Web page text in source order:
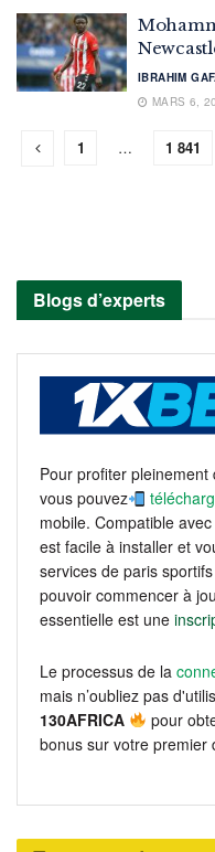
IBRAHIM
MARS 6,
1 … 1 841
Blogs d’experts
Pour profiter
vous pouvez
mobile. Compatible
est facile à installer et
services de paris
pouvoir commencer à
essentielle est une
Le processus de la
mais n’oubliez pas
130AFRICA
pour
bonus sur votre premier